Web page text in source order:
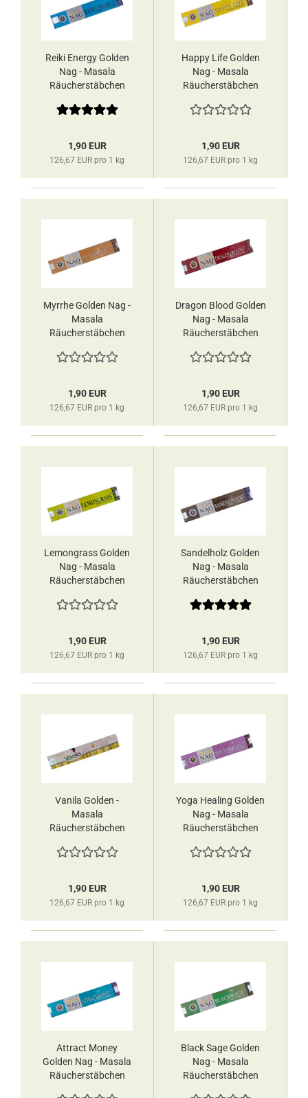
Reiki Energy Golden
Nag - Masala
Räucherstäbchen
1,90 EUR
126,67 EUR pro 1 kg
Happy Life Golden
Nag - Masala
Räucherstäbchen
1,90 EUR
126,67 EUR pro 1 kg
Myrrhe Golden Nag -
Masala
Räucherstäbchen
1,90 EUR
126,67 EUR pro 1 kg
Dragon Blood Golden
Nag - Masala
Räucherstäbchen
1,90 EUR
126,67 EUR pro 1 kg
Lemongrass Golden
Nag - Masala
Räucherstäbchen
1,90 EUR
126,67 EUR pro 1 kg
Sandelholz Golden
Nag - Masala
Räucherstäbchen
1,90 EUR
126,67 EUR pro 1 kg
Vanila Golden -
Masala
Räucherstäbchen
1,90 EUR
126,67 EUR pro 1 kg
Yoga Healing Golden
Nag - Masala
Räucherstäbchen
1,90 EUR
126,67 EUR pro 1 kg
Attract Money
Golden Nag - Masala
Räucherstäbchen
Black Sage Golden
Nag - Masala
Räucherstäbchen